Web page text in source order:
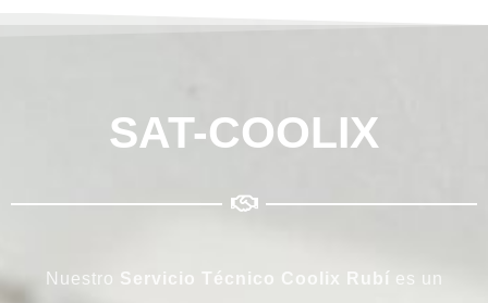
SAT-COOLIX
Nuestro Servicio Técnico Coolix Rubí es un